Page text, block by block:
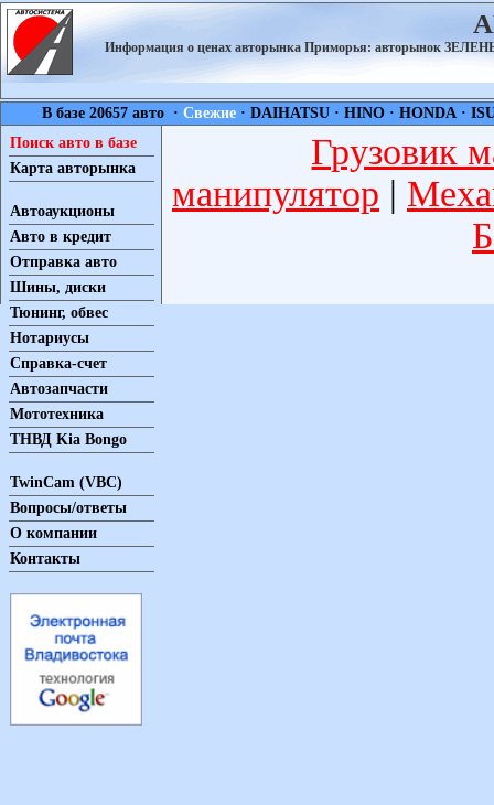
Информация о ценах авторынка Приморья: авторынок
В базе 20657 авто ·Свежие ·DAIHATSU ·HINO ·HONDA ·
Поиск авто в базе
Карта авторынка
Автоаукционы
Авто в кредит
Отправка авто
Шины, диски
Тюнинг, обвес
Нотариусы
Справка-счет
Автозапчасти
Мототехника
ТНВД Kia Bongo
TwinCam (VBC)
Вопросы/ответы
О компании
Контакты
Грузовик
манипулятор |